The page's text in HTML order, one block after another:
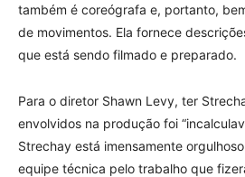
também é coreógrafa e, portanto,
de movimentos. Ela fornece
que está sendo filmado e preparado.
Para o diretor Shawn Levy, ter
envolvidos na produção foi
Strechay está imensamente
equipe técnica pelo trabalho que